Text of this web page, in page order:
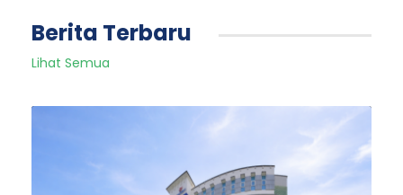
Berita Terbaru
Lihat Semua